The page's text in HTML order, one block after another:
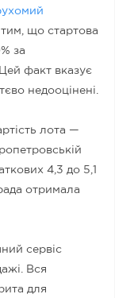
тим, що стартова
за
факт вказує
недооцінені.
лота —
4,3 до 5,1
отримала
сервіс
Вся
для